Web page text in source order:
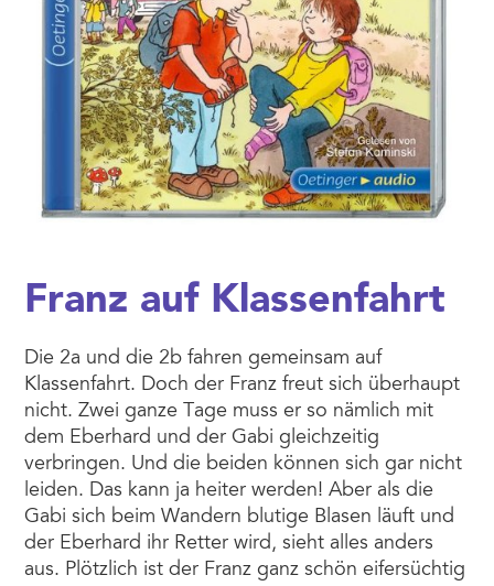
Franz auf Klassenfahrt
Die 2a und die 2b fahren gemeinsam auf
Klassenfahrt. Doch der Franz freut sich überhaupt
nicht. Zwei ganze Tage muss er so nämlich mit
dem Eberhard und der Gabi gleichzeitig
verbringen. Und die beiden können sich gar nicht
leiden. Das kann ja heiter werden! Aber als die
Gabi sich beim Wandern blutige Blasen läuft und
der Eberhard ihr Retter wird, sieht alles anders
aus. Plötzlich ist der Franz ganz schön eifersüchtig